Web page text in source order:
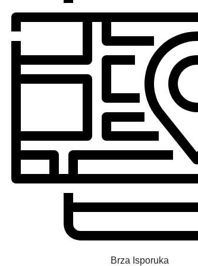
Brza Isporuka